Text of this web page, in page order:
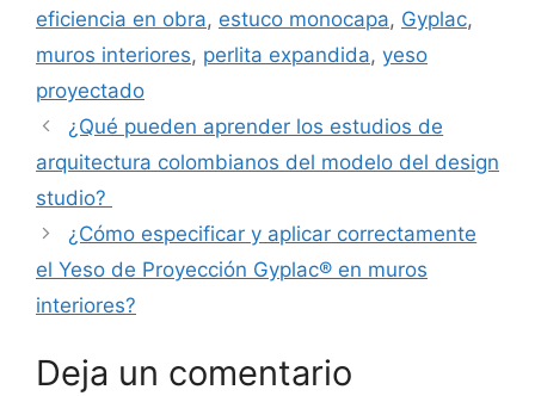
eficiencia en obra, estuco monocapa, Gyplac,
muros interiores, perlita expandida, yeso
proyectado
¿Qué pueden aprender los estudios de
arquitectura colombianos del modelo del design
studio?
¿Cómo especificar y aplicar correctamente
el Yeso de Proyección Gyplac® en muros
interiores?
Deja un comentario